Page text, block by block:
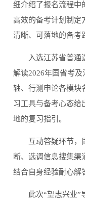
细介绍了报名流程中
高效的备考计划制定
清晰、可落地的备考
入选江苏省普通
解读2026年国省考
轴、行测申论各模块
习工具与备考心态给
地的复习指引。
互动答疑环节，
断、选调信息搜集渠
结合自身经验耐心解
此次“望志兴业”